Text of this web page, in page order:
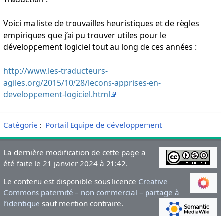
Voici ma liste de trouvailles heuristiques et de règles
empiriques que j’ai pu trouver utiles pour le
développement logiciel tout au long de ces années :
http://www.les-traducteurs-
agiles.org/2015/10/28/lecons-apprises-en-
developpement-logiciel.html
Catégorie : Portail Equipe de développement
La dernière modification de cette page a
été faite le 21 janvier 2024 à 21:42.
Le contenu est disponible sous licence Creative
Commons paternité – non commercial – partage à
l’identique sauf mention contraire.